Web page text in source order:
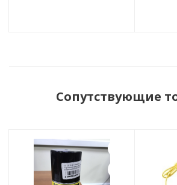
Сопутствующие